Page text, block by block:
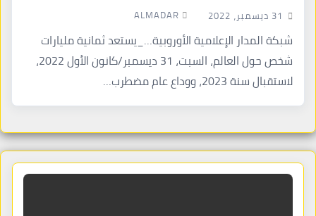
31 ديسمبر، 2022 ALMADAR
شبكة المدار الإعلامية الأوروبية…_يستعد ثمانية مليارات
شخص حول العالم، السبت، 31 ديسمبر/كانون الأول 2022،
لاستقبال سنة 2023، ووداع عام مضطرب…